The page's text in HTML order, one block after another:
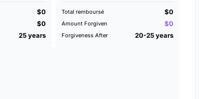
$0
$0
25 years
Total remboursé $0
Amount Forgiven $0
Forgiveness After 20-25 years